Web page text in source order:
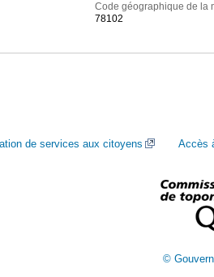
Code géographique de la
78102
de services aux citoyens Accès
©